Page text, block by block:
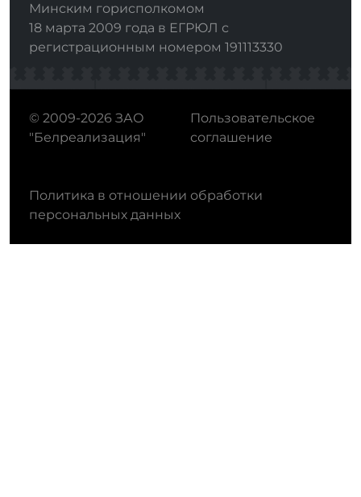
Минским горисполкомом
18 марта 2009 года в ЕГРЮЛ с
регистрационным номером 191113330
© 2009-2026 ЗАО
"Белреализация"
Пользовательское
соглашение
Политика в отношении обработки
персональных данных